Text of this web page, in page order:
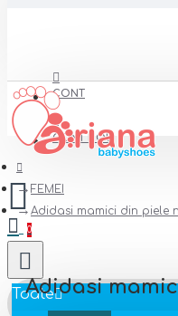
CONT
CONT NOU
0
Toate
FEMEI
Adidasi mamici din piele
Adidasi